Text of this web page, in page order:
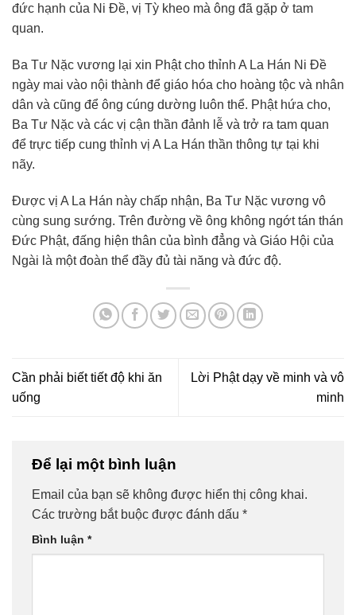
đức hạnh của Ni Ðề, vị Tỳ kheo mà ông đã gặp ở tam
quan.
Ba Tư Nặc vương lại xin Phật cho thỉnh A La Hán Ni Ðề
ngày mai vào nội thành để giáo hóa cho hoàng tộc và nhân
dân và cũng để ông cúng dường luôn thể. Phật hứa cho,
Ba Tư Nặc và các vị cận thần đảnh lễ và trở ra tam quan
để trực tiếp cung thỉnh vị A La Hán thần thông tự tại khi
nãy.
Ðược vị A La Hán này chấp nhận, Ba Tư Nặc vương vô
cùng sung sướng. Trên đường về ông không ngớt tán thán
Ðức Phật, đấng hiện thân của bình đẳng và Giáo Hội của
Ngài là một đoàn thể đầy đủ tài năng và đức độ.
Cần phải biết tiết độ khi ăn
uống
Lời Phật dạy về minh và vô
minh
Để lại một bình luận
Email của bạn sẽ không được hiển thị công khai.
Các trường bắt buộc được đánh dấu *
Bình luận *